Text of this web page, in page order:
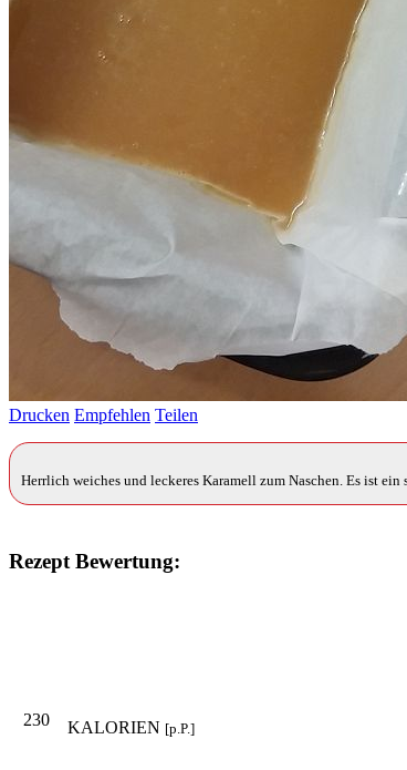
Drucken Empfehlen Teilen
Herrlich weiches und leckeres Karamell zum Naschen. Es ist
Rezept Bewertung:
230 KALORIEN [p.P.]